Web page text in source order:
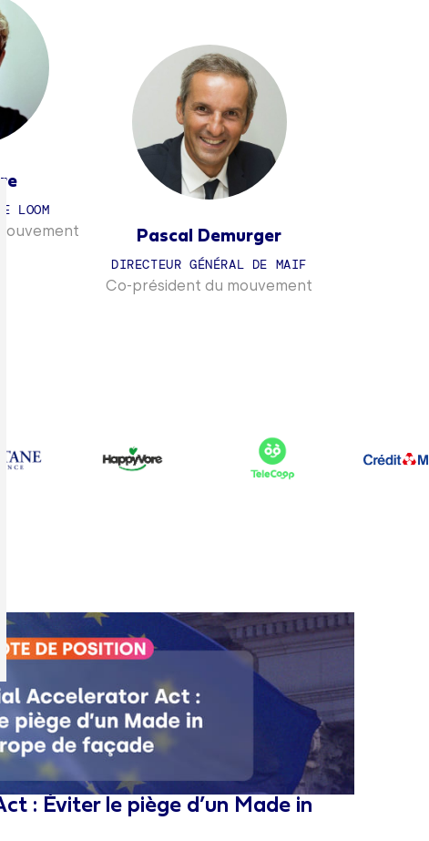
LOOM
Pascal Demurger
DIRECTEUR GÉNÉRAL DE MAIF
Co-président du mouvement
: Éviter le piège d’un Made in